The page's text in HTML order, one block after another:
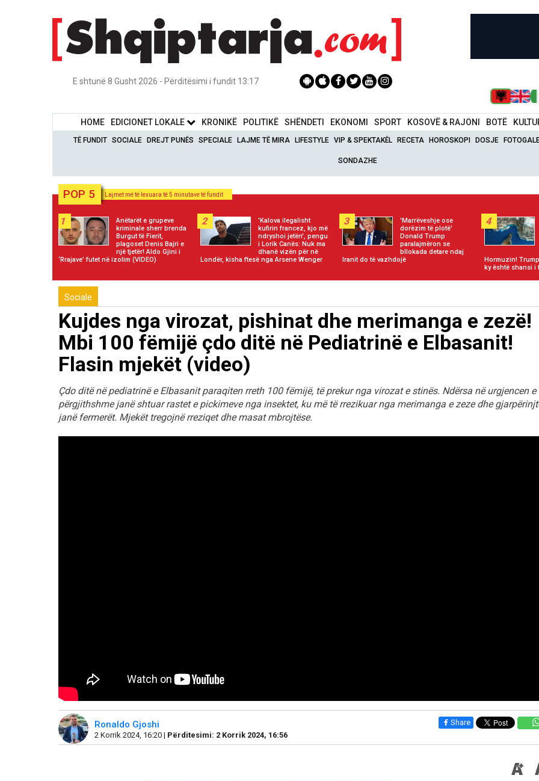
E shtunë 8 Gusht 2026 - Përditësimi i fundit 13:17
HOME EDICIONET LOKALE KRONIKË POLITIKË SHËNDETI EKONOMI SPORT KOSOVË & RAJONI BOTË
TË FUNDIT SOCIALE DREJT PUNËS SPECIALE LAJME TË MIRA LIFESTYLE VIP & SPEKTAKËL RECETA HOROSKOPI DOSJE
SONDAZHE
POP 5 Lajmet më të lexuara të 5 minutave të fundit
1
Anëtarët e grupeve
kriminale sherr brenda
Burgut të Fierit,
plagoset Denis Bajri e
një tjetër! Aldo Gjini i
‘Rrajave’ futet në izolim (VIDEO)
2
'Kalova ilegalisht
kufirin francez, kjo më
ndryshoi jetën', pengu
i Lorik Canës: Nuk ma
dhanë vizën për në
Londër, kisha ftesë nga Arsene Wenger
3
'Marrëveshje ose
dorëzim të plotë'
Donald Trump
paralajmëron se
bllokada detare ndaj
Iranit do të vazhdojë
4
Hormuzin!
ky është shansi i
Sociale
Kujdes nga virozat, pishinat dhe merimanga e zezë!
Mbi 100 fëmijë çdo ditë në Pediatrinë e Elbasanit!
Flasin mjekët (video)
Çdo ditë në pediatrinë e Elbasanit paraqiten rreth 100 fëmijë, të prekur nga virozat e stinës. Ndërsa në urgjencen e
përgjithshme janë shtuar rastet e pickimeve nga insektet, ku më të rrezikuar nga merimanga e zeze dhe
janë fermerët. Mjekët tregojnë rreziqet dhe masat mbrojtëse.
Ronaldo Gjoshi
2 Korrik 2024, 16:20 | Përditesimi: 2 Korrik 2024, 16:56
Share